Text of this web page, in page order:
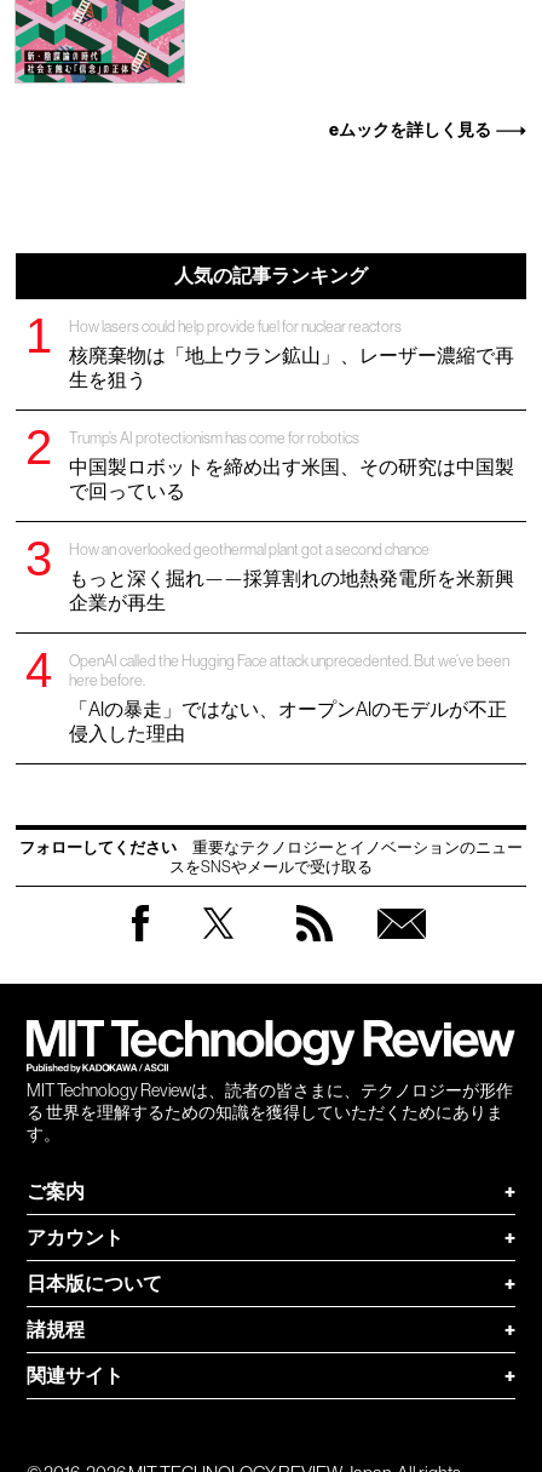
eムックを詳しく見る
人気の記事ランキング
How lasers could help provide fuel for nuclear reactors
核廃棄物は「地上ウラン鉱山」、レーザー濃縮で再
生を狙う
Trump’s AI protectionism has come for robotics
中国製ロボットを締め出す米国、その研究は中国製
で回っている
How an overlooked geothermal plant got a second chance
もっと深く掘れ——採算割れの地熱発電所を米新興
企業が再生
OpenAI called the Hugging Face attack unprecedented. But we’ve been
here before.
「AIの暴走」ではない、オープンAIのモデルが不正
侵入した理由
フォローしてください
重要なテクノロジーとイノベーションのニュー
スをSNSやメールで受け取る
MIT Technology Reviewは、読者の皆さまに、テクノロジーが形作
る 世界を理解するための知識を獲得していただくためにありま
す。
ご案内
+
アカウント
+
日本版について
+
諸規程
+
関連サイト
+